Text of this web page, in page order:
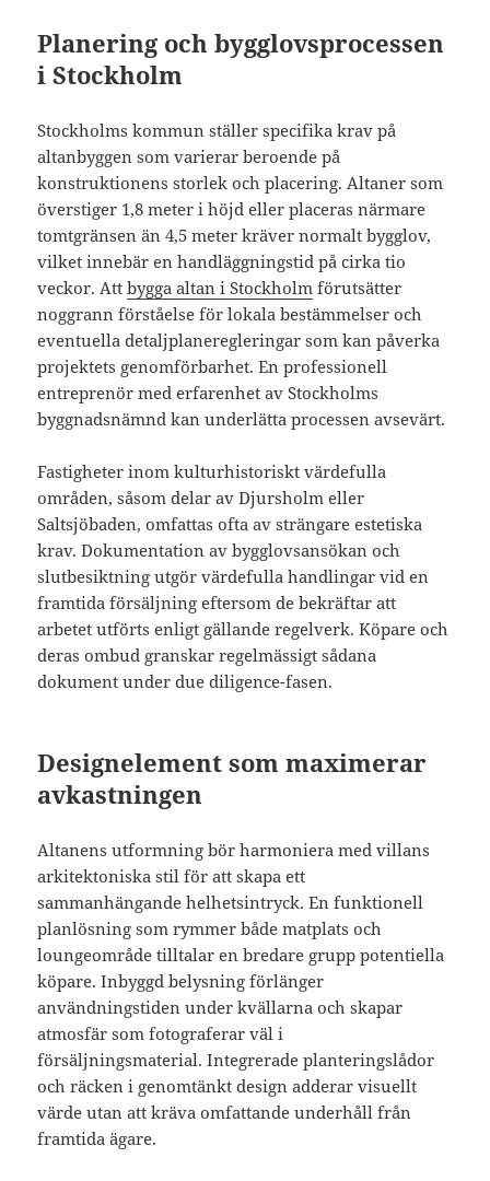
Planering och bygglovsprocessen
i Stockholm
Stockholms kommun ställer specifika krav på
altanbyggen som varierar beroende på
konstruktionens storlek och placering. Altaner som
överstiger 1,8 meter i höjd eller placeras närmare
tomtgränsen än 4,5 meter kräver normalt bygglov,
vilket innebär en handläggningstid på cirka tio
veckor. Attbygga altan i Stockholm förutsätter
noggrann förståelse för lokala bestämmelser och
eventuella detaljplaneregleringar som kan påverka
projektets genomförbarhet. En professionell
entreprenör med erfarenhet av Stockholms
byggnadsnämnd kan underlätta processen avsevärt.
Fastigheter inom kulturhistoriskt värdefulla
områden, såsom delar av Djursholm eller
Saltsjöbaden, omfattas ofta av strängare estetiska
krav. Dokumentation av bygglovsansökan och
slutbesiktning utgör värdefulla handlingar vid en
framtida försäljning eftersom de bekräftar att
arbetet utförts enligt gällande regelverk. Köpare och
deras ombud granskar regelmässigt sådana
dokument under due diligence-fasen.
Designelement som maximerar
avkastningen
Altanens utformning bör harmoniera med villans
arkitektoniska stil för att skapa ett
sammanhängande helhetsintryck. En funktionell
planlösning som rymmer både matplats och
loungeområde tilltalar en bredare grupp potentiella
köpare. Inbyggd belysning förlänger
användningstiden under kvällarna och skapar
atmosfär som fotograferar väl i
försäljningsmaterial. Integrerade planteringslådor
och räcken i genomtänkt design adderar visuellt
värde utan att kräva omfattande underhåll från
framtida ägare.